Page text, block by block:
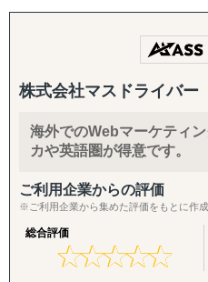
も対応します。
4. 規制対応（FDA）・国際物
録・成分レビュー・英語ラベ
入代行、現地倉庫・物流オペ
を代行・伴走します。
5. 戦略パートナーとしての伴走
社内に海外事業の専門人材が
の壁打ち相手」として、継続
CEO/COOがプロジェクトマ
し、責任を持って成果にコミ
■ サービス展開
海外（台湾・タイ・シンガポ
等）
特殊貨物（食品、植物、生物
展示会・商談会の出展代行・
「貿易をしたくてもできない
中小企業でも海外市場で成功
をもってサポートします。
特に台湾市場では、日本製品
鎖
2021年6月 令和3年度経済産
事業 支援パートナー企業
企業に認定
2024年1月 大阪府吹田市商
興財団海外展開支援企業認定
取引先…
社団法人 財団法人 東証プ
売業 個人事業主
海外企業
株式会社マスドライバー
海外でのWebマーケティ
カや英語圏が得意です。
ご利用企業からの評価
※ご利用企業から集めた評価をもとに作成
総合評価
★★★★★
★★★★★